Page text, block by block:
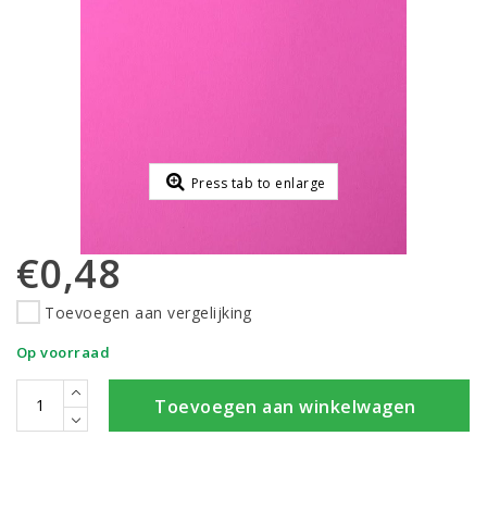
Press tab to enlarge
€0,48
Toevoegen aan vergelijking
Op voorraad
Toevoegen aan winkelwagen